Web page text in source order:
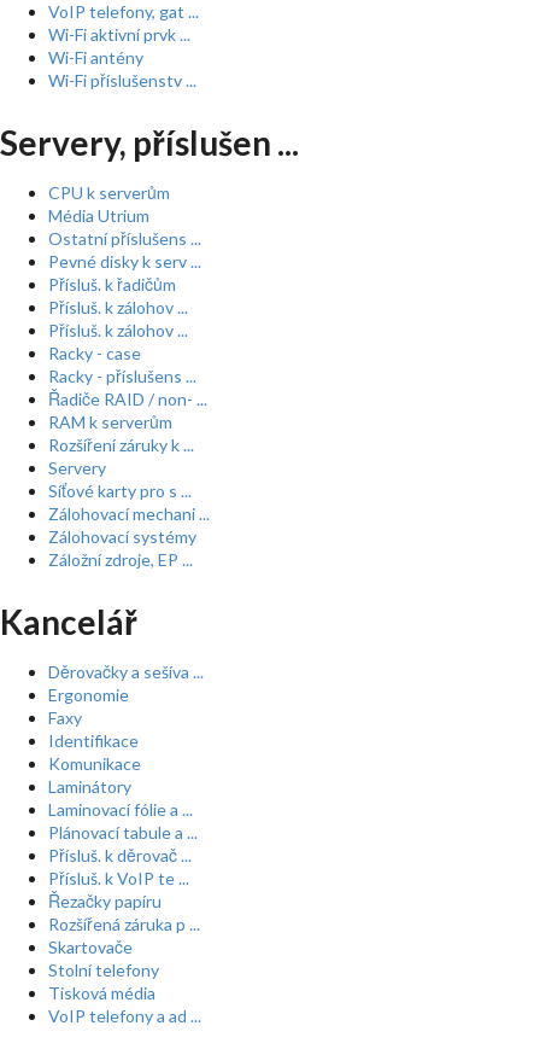
VoIP telefony, gat ...
Wi-Fi aktivní prvk ...
Wi-Fi antény
Wi-Fi příslušenstv ...
Servery, příslušen ...
CPU k serverům
Média Utrium
Ostatní příslušens ...
Pevné disky k serv ...
Přísluš. k řadičům
Přísluš. k zálohov ...
Přísluš. k zálohov ...
Racky - case
Racky - příslušens ...
Řadiče RAID / non- ...
RAM k serverům
Rozšíření záruky k ...
Servery
Síťové karty pro s ...
Zálohovací mechani ...
Zálohovací systémy
Záložní zdroje, EP ...
Kancelář
Děrovačky a sešíva ...
Ergonomie
Faxy
Identifikace
Komunikace
Laminátory
Laminovací fólie a ...
Plánovací tabule a ...
Přísluš. k děrovač ...
Přísluš. k VoIP te ...
Řezačky papíru
Rozšířená záruka p ...
Skartovače
Stolní telefony
Tisková média
VoIP telefony a ad ...